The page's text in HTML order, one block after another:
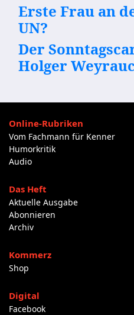
Erste Frau an
UN?
Der
Holger
Online-Rubriken
Vom Fachmann für Kenner
Humorkritik
Audio
Das Heft
Aktuelle Ausgabe
Abonnieren
Archiv
Kommerz
Shop
Digital
Facebook